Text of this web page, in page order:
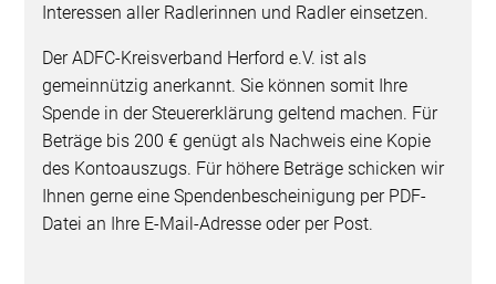
Interessen aller Radlerinnen und Radler einsetzen.
Der ADFC-Kreisverband Herford e.V. ist als
gemeinnützig anerkannt. Sie können somit Ihre
Spende in der Steuererklärung geltend machen. Für
Beträge bis 200 € genügt als Nachweis eine Kopie
des Kontoauszugs. Für höhere Beträge schicken wir
Ihnen gerne eine Spendenbescheinigung per PDF-
Datei an Ihre E-Mail-Adresse oder per Post.